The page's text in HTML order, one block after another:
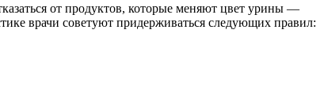
от продуктов, которые меняют цвет урины —
врачи советуют придерживаться следующих правил: